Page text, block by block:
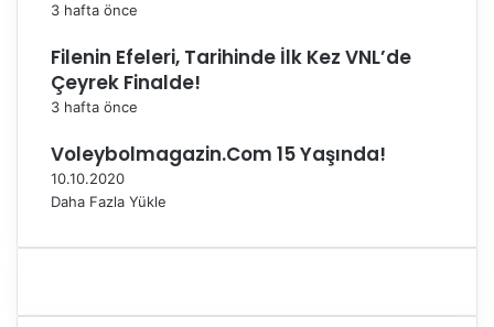
3 hafta önce
Filenin Efeleri, Tarihinde İlk Kez VNL’de
Çeyrek Finalde!
3 hafta önce
Voleybolmagazin.Com 15 Yaşında!
10.10.2020
Daha Fazla Yükle